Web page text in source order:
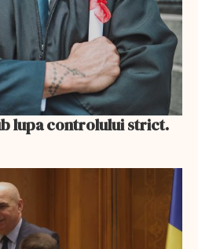
lupa controlului strict.